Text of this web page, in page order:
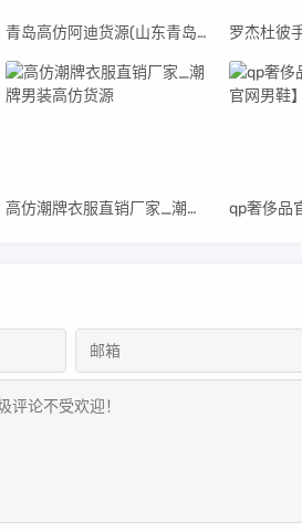
青岛高仿阿迪货源(山东青岛阿迪达斯代工厂真假)
高仿潮牌衣服直销厂家_潮牌男装高仿货源